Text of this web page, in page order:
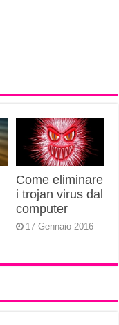
Come eliminare
i trojan virus dal
computer
17 Gennaio 2016